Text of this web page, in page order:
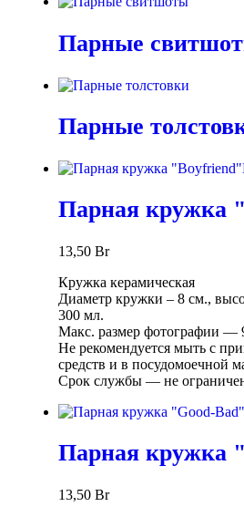
Парные
Парные
Парная кружка
13,50 Br
Кружка керамическая
Диаметр кружки – 8 см.,
300 мл.
Макс. размер фотографии ―
Не рекомендуется мыть с
средств и в посудомоечной
Срок службы ― не
Парная кружка
13,50 Br